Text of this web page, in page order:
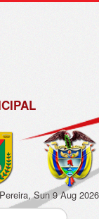
Pereira, Sun 9 Aug 2026